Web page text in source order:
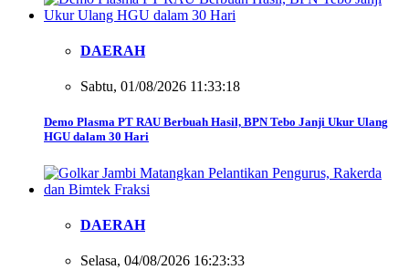
DAERAH
Sabtu, 01/08/2026 11:33:18
Demo Plasma PT RAU Berbuah Hasil, BPN Tebo Janji Ukur Ulang
HGU dalam 30 Hari
DAERAH
Selasa, 04/08/2026 16:23:33